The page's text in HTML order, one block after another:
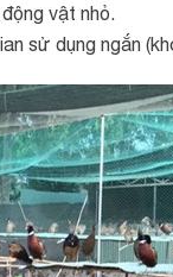
vật nhỏ.
sử dụng ngắn